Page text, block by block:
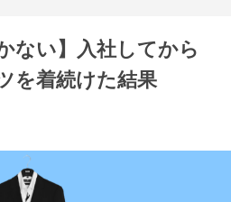
ない】入社してから
を着続けた結果